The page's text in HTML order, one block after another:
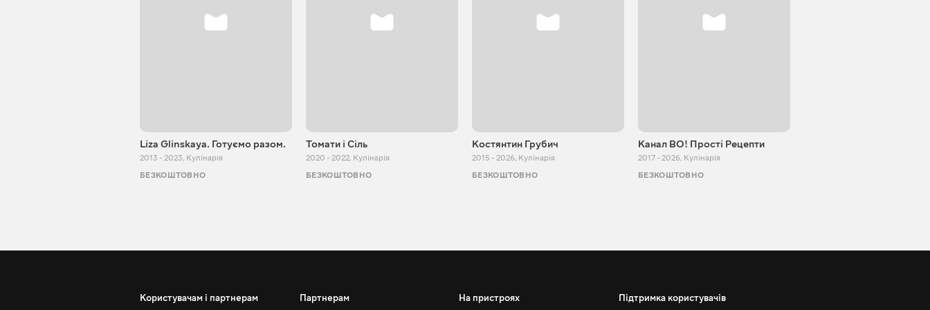
Liza Glinskaya. Готуємо разом.
2013 - 2023, Кулінарія
БЕЗКОШТОВНО
Томати і Сіль
2020 - 2022, Кулінарія
БЕЗКОШТОВНО
Костянтин Грубич
2015 - 2026, Кулінарія
БЕЗКОШТОВНО
Канал ВО! Прості Рецепти
2017 - 2026, Кулінарія
БЕЗКОШТОВНО
Користувачам і партнерам Партнерам На пристроях Підтримка користувачів